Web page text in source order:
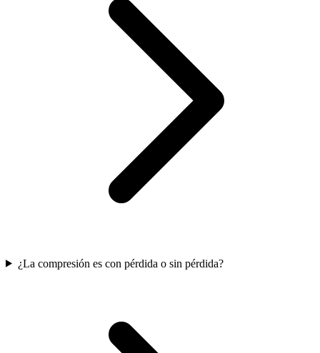
¿La compresión es con pérdida o sin pérdida?